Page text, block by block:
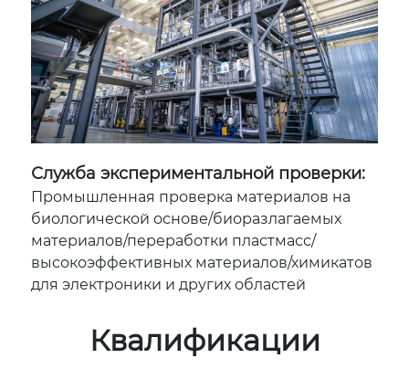
Служба экспериментальной проверки:
Промышленная проверка материалов на
биологической основе/биоразлагаемых
материалов/переработки пластмасс/
высокоэффективных материалов/химикатов
для электроники и других областей
Квалификации